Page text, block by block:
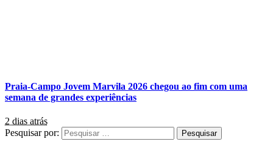
Praia-Campo Jovem Marvila 2026 chegou ao fim com uma
semana de grandes experiências
2 dias atrás
Pesquisar por: